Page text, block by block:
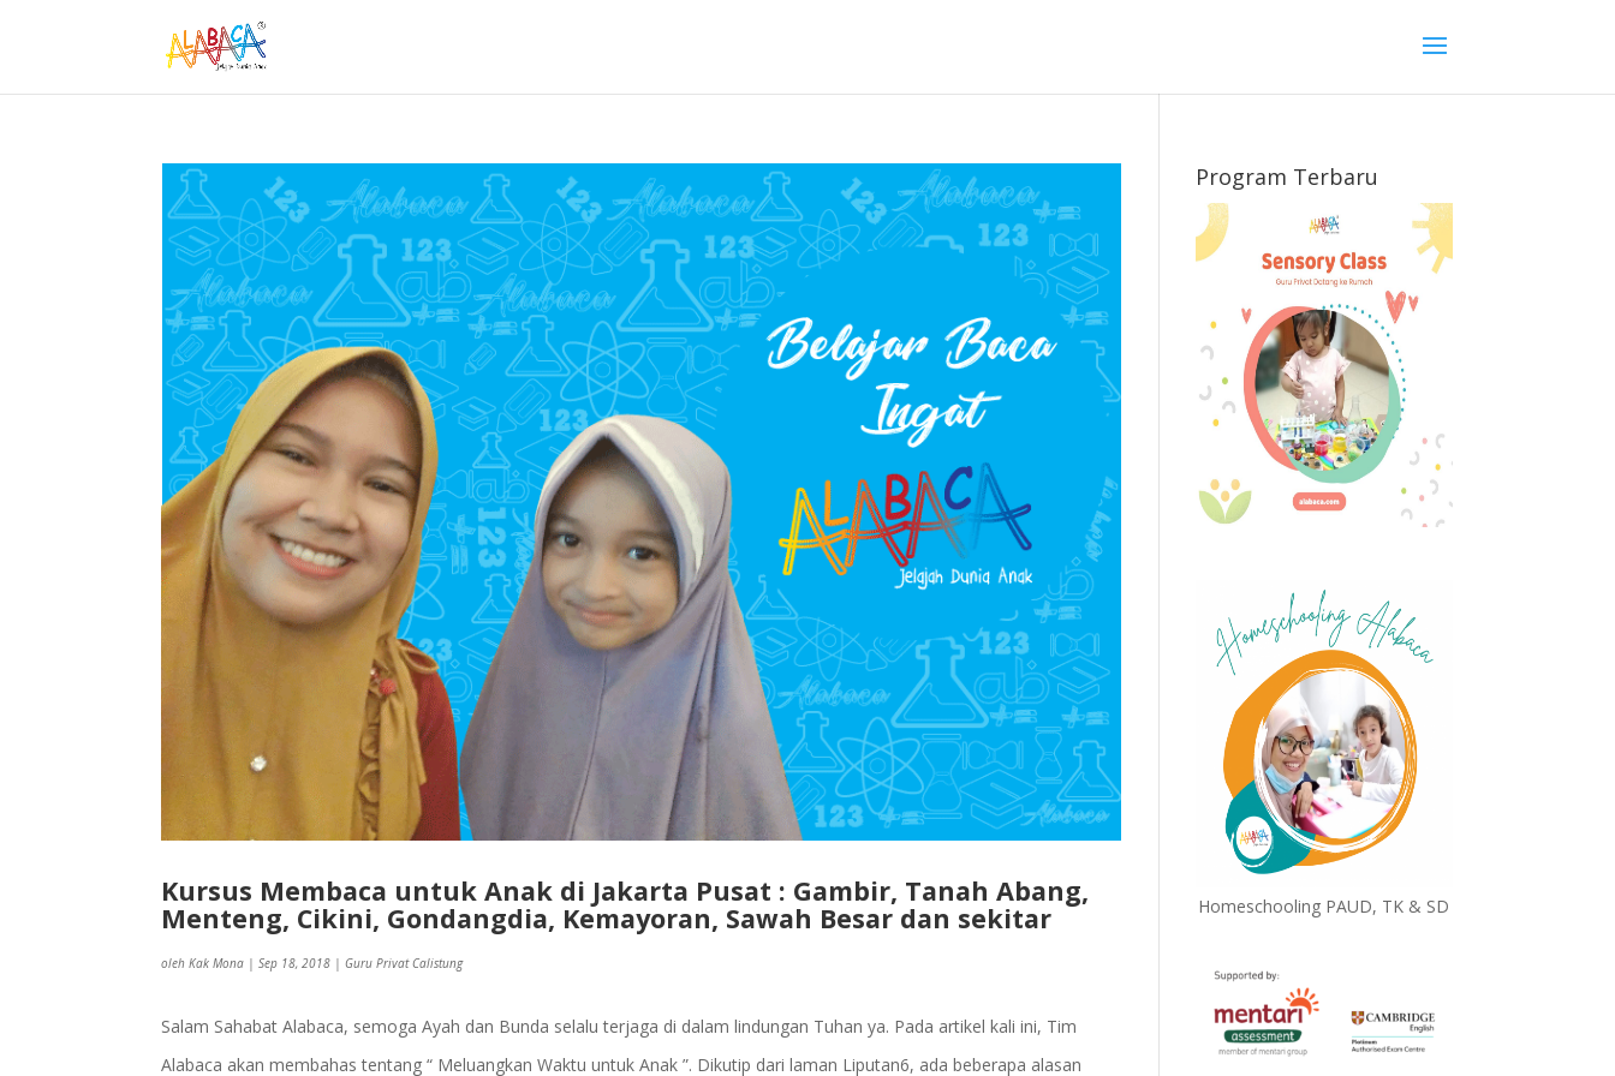
Kursus Membaca untuk Anak di Jakarta Pusat : Gambir, Tanah Abang,
Menteng, Cikini, Gondangdia, Kemayoran, Sawah Besar dan sekitar
olehKak Mona |Sep 18, 2018 |Guru Privat Calistung
Salam Sahabat Alabaca, semoga Ayah dan Bunda selalu terjaga di dalam lindungan Tuhan ya. Pada artikel kali ini, Tim
Alabaca akan membahas tentang “ Meluangkan Waktu untuk Anak ”. Dikutip dari laman Liputan6, ada beberapa alasan
Program Terbaru
Homeschooling PAUD, TK & SD